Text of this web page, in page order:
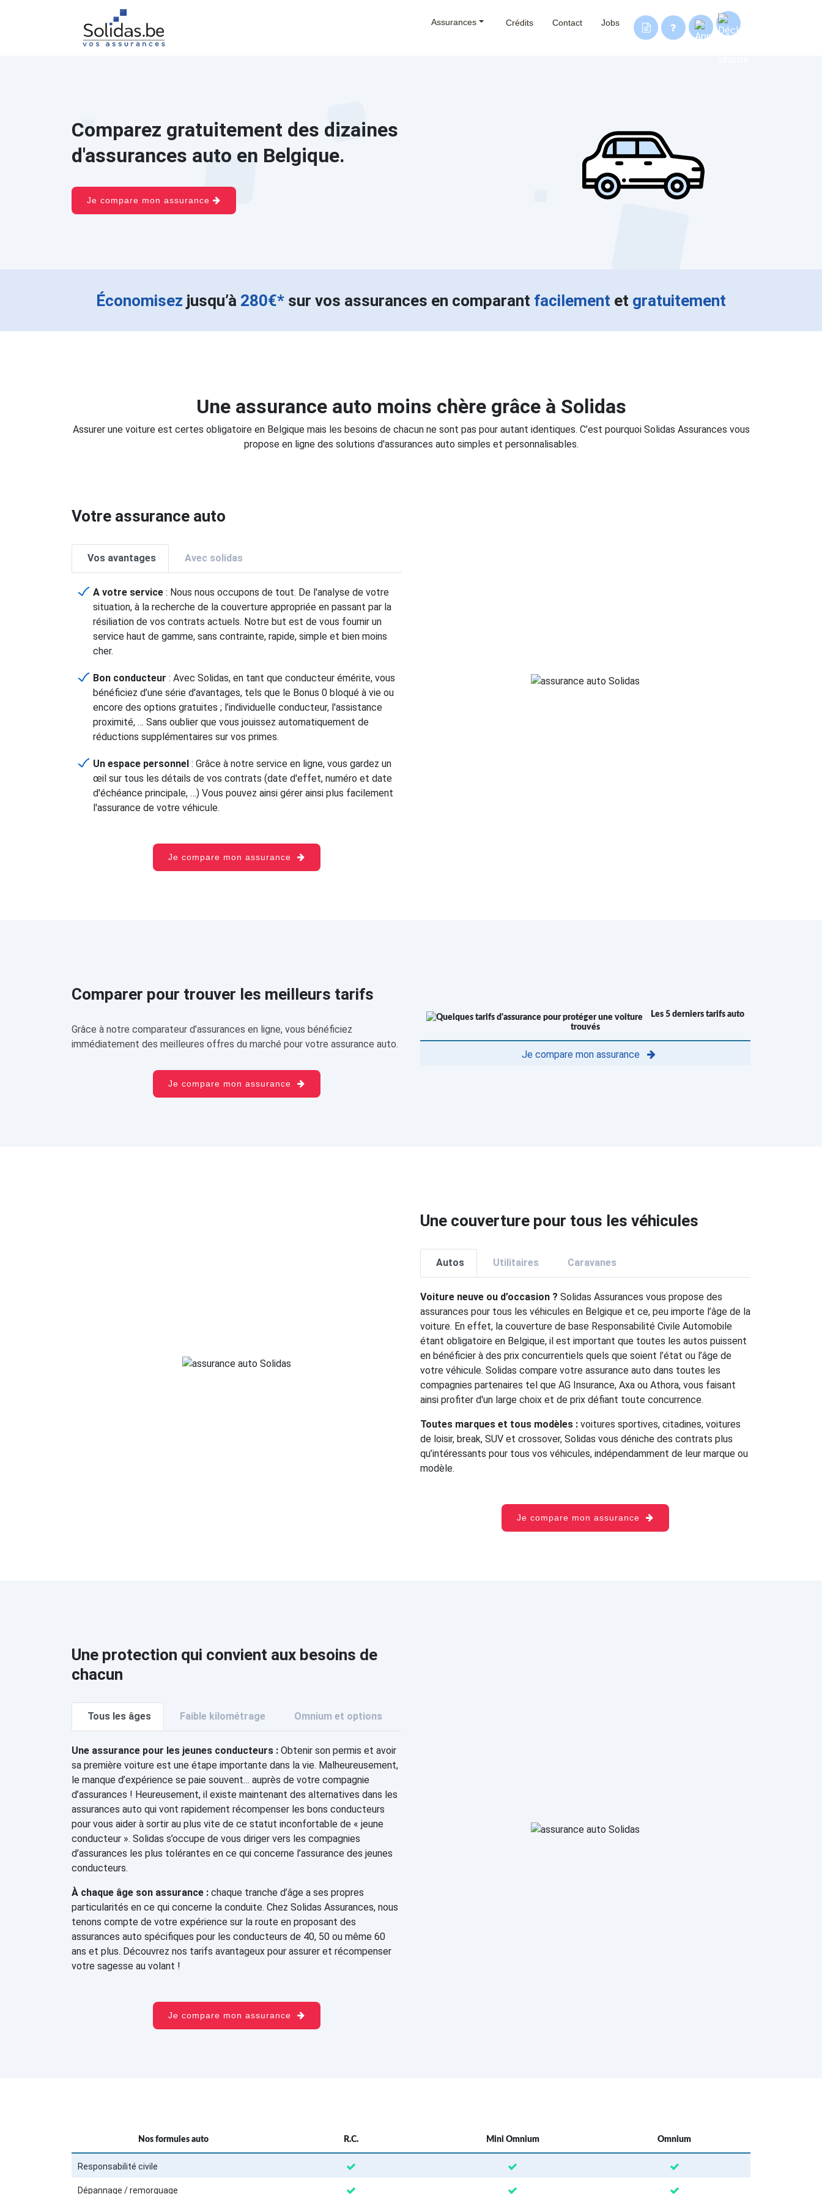
Assurances Crédits Contact Jobs
Comparez gratuitement des dizaines
d'assurances auto en Belgique.
Je compare mon assurance
Économisez jusqu’à 280€* sur vos assurances en comparant facilement et gratuitement
Une assurance auto moins chère grâce à Solidas
Assurer une voiture est certes obligatoire en Belgique mais les besoins de chacun ne sont pas pour autant identiques. C’est pourquoi Solidas Assurances vous
propose en ligne des solutions d'assurances auto simples et personnalisables.
Votre assurance auto
Vos avantages Avec solidas
A votre service : Nous nous occupons de tout. De l'analyse de votre
situation, à la recherche de la couverture appropriée en passant par la
résiliation de vos contrats actuels. Notre but est de vous fournir un
service haut de gamme, sans contrainte, rapide, simple et bien moins
cher.
Bon conducteur : Avec Solidas, en tant que conducteur émérite, vous
bénéficiez d’une série d'avantages, tels que le Bonus 0 bloqué à vie ou
encore des options gratuites ; l’individuelle conducteur, l'assistance
proximité, … Sans oublier que vous jouissez automatiquement de
réductions supplémentaires sur vos primes.
Un espace personnel : Grâce à notre service en ligne, vous gardez un
œil sur tous les détails de vos contrats (date d'effet, numéro et date
d'échéance principale, …) Vous pouvez ainsi gérer ainsi plus facilement
l'assurance de votre véhicule.
Je compare mon assurance
Comparer pour trouver les meilleurs tarifs
Grâce à notre comparateur d’assurances en ligne, vous bénéficiez
immédiatement des meilleures offres du marché pour votre assurance auto.
Je compare mon assurance
Les 5 derniers tarifs auto
trouvés
Je compare mon assurance
Une couverture pour tous les véhicules
Autos Utilitaires Caravanes
Voiture neuve ou d’occasion ? Solidas Assurances vous propose des
assurances pour tous les véhicules en Belgique et ce, peu importe l’âge de la
voiture. En effet, la couverture de base Responsabilité Civile Automobile
étant obligatoire en Belgique, il est important que toutes les autos puissent
en bénéficier à des prix concurrentiels quels que soient l’état ou l’âge de
votre véhicule. Solidas compare votre assurance auto dans toutes les
compagnies partenaires tel que AG Insurance, Axa ou Athora, vous faisant
ainsi profiter d'un large choix et de prix défiant toute concurrence.
Toutes marques et tous modèles : voitures sportives, citadines, voitures
de loisir, break, SUV et crossover, Solidas vous déniche des contrats plus
qu’intéressants pour tous vos véhicules, indépendamment de leur marque ou
modèle.
Je compare mon assurance
Une protection qui convient aux besoins de
chacun
Tous les âges Faible kilométrage Omnium et options
Une assurance pour les jeunes conducteurs : Obtenir son permis et avoir
sa première voiture est une étape importante dans la vie. Malheureusement,
le manque d’expérience se paie souvent… auprès de votre compagnie
d’assurances ! Heureusement, il existe maintenant des alternatives dans les
assurances auto qui vont rapidement récompenser les bons conducteurs
pour vous aider à sortir au plus vite de ce statut inconfortable de « jeune
conducteur ». Solidas s’occupe de vous diriger vers les compagnies
d’assurances les plus tolérantes en ce qui concerne l’assurance des jeunes
conducteurs.
À chaque âge son assurance : chaque tranche d’âge a ses propres
particularités en ce qui concerne la conduite. Chez Solidas Assurances, nous
tenons compte de votre expérience sur la route en proposant des
assurances auto spécifiques pour les conducteurs de 40, 50 ou même 60
ans et plus. Découvrez nos tarifs avantageux pour assurer et récompenser
votre sagesse au volant !
Je compare mon assurance
Nos formules auto R.C. Mini Omnium Omnium
Responsabilité civile
Dépannage / remorquage